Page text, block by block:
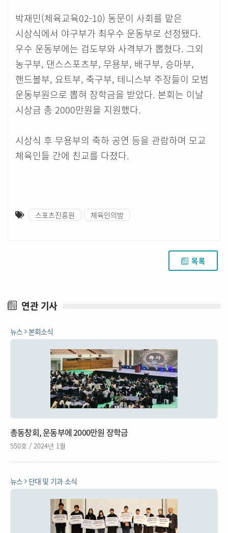
박재민(체육교육02-10) 동문이 사회를 맡은
시상식에서 야구부가 최우수 운동부로 선정됐다.
우수 운동부에는 검도부와 사격부가 뽑혔다. 그외
농구부, 댄스스포츠부, 무용부, 배구부, 승마부,
핸드볼부, 요트부, 축구부, 테니스부 주장들이 모범
운동부원으로 뽑혀 장학금을 받았다. 본회는 이날
시상금 총 2000만원을 지원했다.
시상식 후 무용부의 축하 공연 등을 관람하며 모교
체육인들 간에 친교를 다졌다.
스포츠진흥원 체육인의밤
목록
연관 기사
뉴스 본회소식
총동창회, 운동부에 2000만원 장학금
550호 / 2024년 1월
뉴스 단대 및 기과 소식